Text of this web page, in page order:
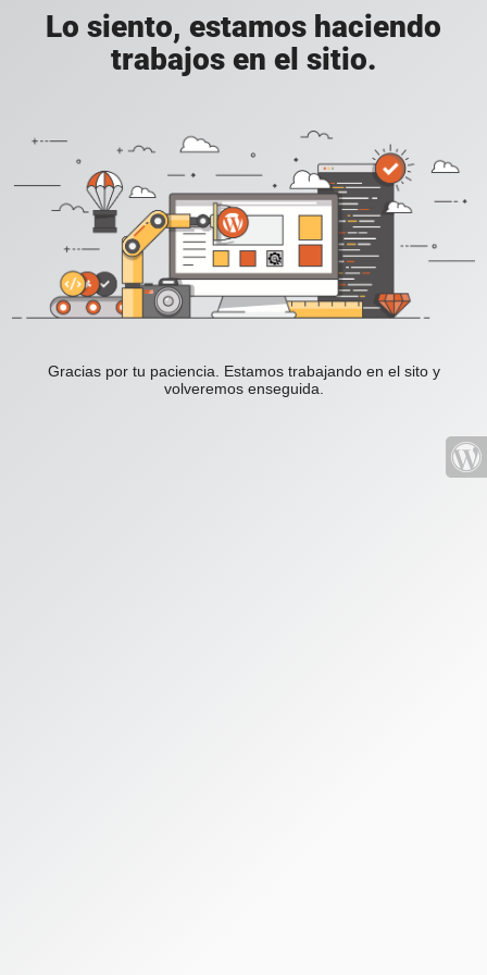
Lo siento, estamos haciendo
trabajos en el sitio.
Gracias por tu paciencia. Estamos trabajando en el sito y
volveremos enseguida.